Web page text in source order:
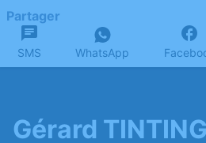
Partager
SMS WhatsApp
Gérard